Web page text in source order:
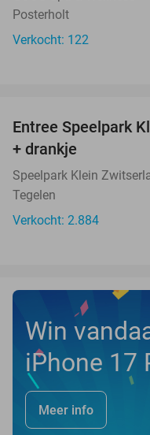
Posterholt
Verkocht: 122
Entree Speelpark
+ drankje
Speelpark Klein
Tegelen
Verkocht: 2.884
Win
iPhone 17
Meer info